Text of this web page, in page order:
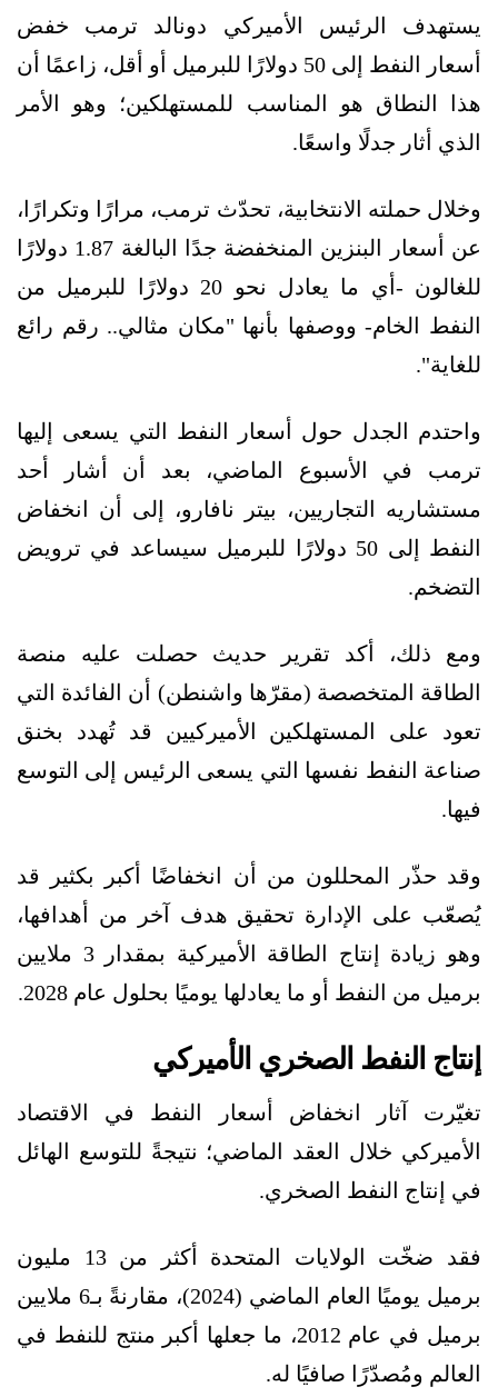
يستهدف الرئيس الأميركي دونالد ترمب خفض
أسعار النفط إلى 50 دولارًا للبرميل أو أقل، زاعمًا أن
هذا النطاق هو المناسب للمستهلكين؛ وهو الأمر
الذي أثار جدلًا واسعًا.
وخلال حملته الانتخابية، تحدّث ترمب، مرارًا وتكرارًا،
عن أسعار البنزين المنخفضة جدًا البالغة 1.87 دولارًا
للغالون -أي ما يعادل نحو 20 دولارًا للبرميل من
النفط الخام- ووصفها بأنها "مكان مثالي.. رقم رائع
للغاية".
واحتدم الجدل حول أسعار النفط التي يسعى إليها
ترمب في الأسبوع الماضي، بعد أن أشار أحد
مستشاريه التجاريين، بيتر نافارو، إلى أن انخفاض
النفط إلى 50 دولارًا للبرميل سيساعد في ترويض
التضخم.
ومع ذلك، أكد تقرير حديث حصلت عليه منصة
الطاقة المتخصصة (مقرّها واشنطن) أن الفائدة التي
تعود على المستهلكين الأميركيين قد تُهدد بخنق
صناعة النفط نفسها التي يسعى الرئيس إلى التوسع
فيها.
وقد حذّر المحللون من أن انخفاضًا أكبر بكثير قد
يُصعّب على الإدارة تحقيق هدف آخر من أهدافها،
وهو زيادة إنتاج الطاقة الأميركية بمقدار 3 ملايين
برميل من النفط أو ما يعادلها يوميًا بحلول عام 2028.
إنتاج النفط الصخري الأميركي
تغيّرت آثار انخفاض أسعار النفط في الاقتصاد
الأميركي خلال العقد الماضي؛ نتيجةً للتوسع الهائل
في إنتاج النفط الصخري.
فقد ضخّت الولايات المتحدة أكثر من 13 مليون
برميل يوميًا العام الماضي (2024)، مقارنةً بـ6 ملايين
برميل في عام 2012، ما جعلها أكبر منتج للنفط في
العالم ومُصدّرًا صافيًا له.